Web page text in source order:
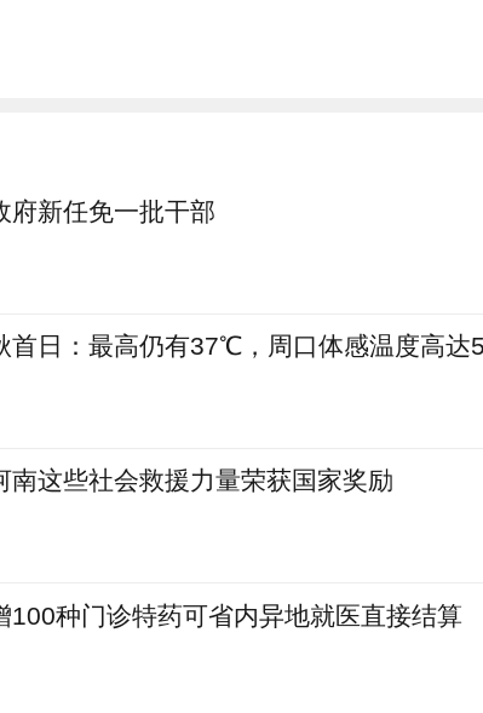
府新任免一批干部
首日：最高仍有37℃，周口体感温度高
南这些社会救援力量荣获国家奖励
100种门诊特药可省内异地就医直接结算